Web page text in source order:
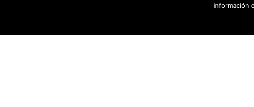
información